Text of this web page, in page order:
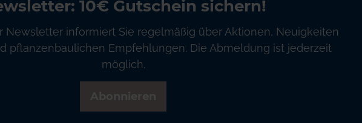
10€ Gutschein sichern!
Newsletter informiert Sie regelmäßig über Aktionen, Neuigkeiten
pflanzenbaulichen Empfehlungen. Die Abmeldung ist jederzeit
möglich.